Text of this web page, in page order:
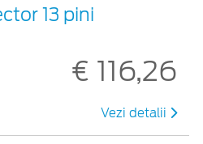
13 pini
€ 116,26
Vezi detalii